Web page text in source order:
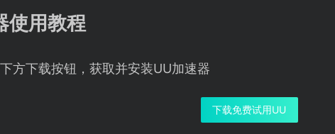
使用教程
方下载按钮，获取并安装UU加速器
下载免费试用UU